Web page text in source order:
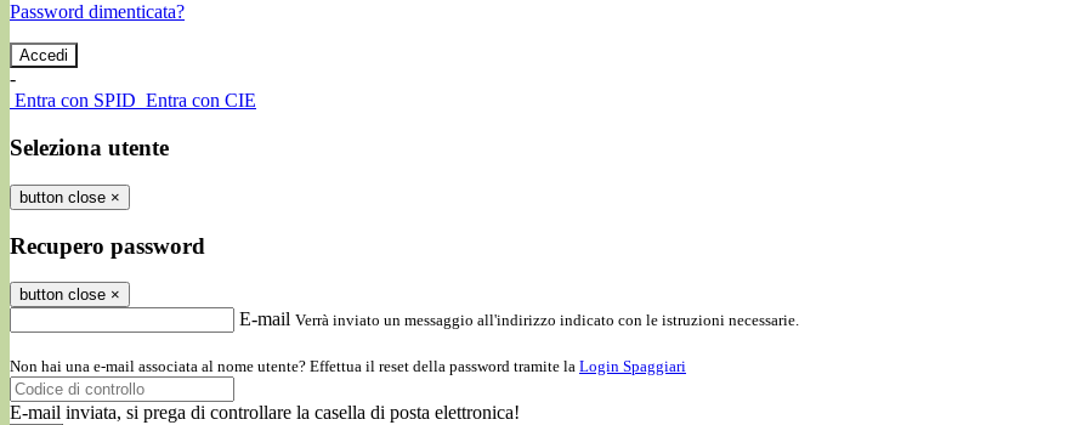
Password dimenticata?
-
Entra con SPID Entra con CIE
Seleziona utente
button close ×
Recupero password
button close ×
E-mail Verrà inviato un messaggio all'indirizzo indicato con le istruzioni necessarie.
Non hai una e-mail associata al nome utente? Effettua il reset della password tramite la Login Spaggiari
E-mail inviata, si prega di controllare la casella di posta elettronica!